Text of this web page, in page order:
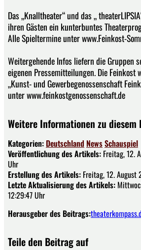
Das „Knalltheater“ und das „
ihren Gästen ein kunterbuntes
Alle Spieltermine unter www.Feinkost-
Weitergehende Infos liefern die Gruppen
eigenen Pressemitteilungen. Die
„Kunst- und Gewerbegenossenschaft
unter www.feinkostgenossenschaft.de
Weitere Informationen zu diesem
Kategorien: Deutschland NewsSchauspiel
Veröffentlichung des Artikels: Freitag, 12.
Uhr
Erstellung des Artikels: Freitag, 12.
Letzte Aktualisierung des Artikels:
12:29:47 Uhr
Herausgeber des Beitrags:
Teile den Beitrag auf